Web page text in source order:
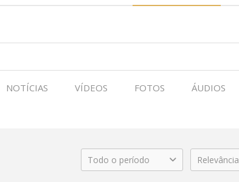
NOTÍCIAS VÍDEOS FOTOS ÁUDIOS
Todo o período Relevância